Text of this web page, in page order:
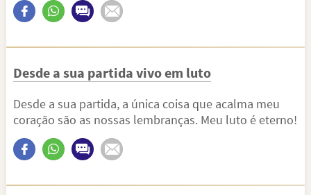
Desde a sua partida vivo em luto
Desde a sua partida, a única coisa que acalma meu
coração são as nossas lembranças. Meu luto é eterno!